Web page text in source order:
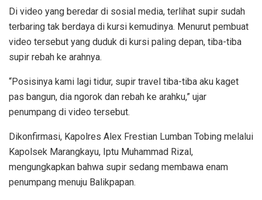
Di video yang beredar di sosial media, terlihat supir sudah
terbaring tak berdaya di kursi kemudinya. Menurut pembuat
video tersebut yang duduk di kursi paling depan, tiba-tiba
supir rebah ke arahnya.
“Posisinya kami lagi tidur, supir travel tiba-tiba aku kaget
pas bangun, dia ngorok dan rebah ke arahku,” ujar
penumpang di video tersebut.
Dikonfirmasi, Kapolres Alex Frestian Lumban Tobing melalui
Kapolsek Marangkayu, Iptu Muhammad Rizal,
mengungkapkan bahwa supir sedang membawa enam
penumpang menuju Balikpapan.